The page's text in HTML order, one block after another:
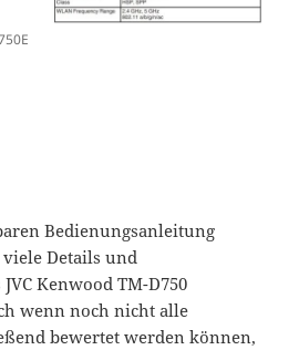
Bedienungsanleitung
Details und
Kenwood TM-D750
wenn noch nicht alle
bewertet werden können,